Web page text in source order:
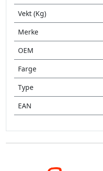
Vekt (Kg)
Merke
OEM
Farge
Type
EAN